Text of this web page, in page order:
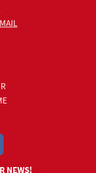
NEWS!